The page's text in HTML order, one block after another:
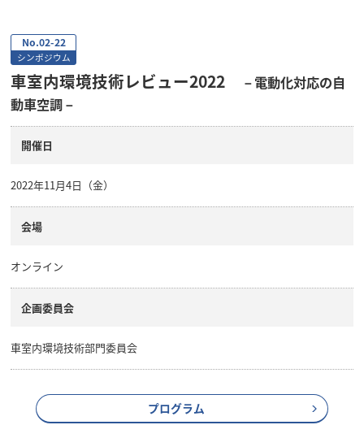
No.02-22
シンポジウム
車室内環境技術レビュー2022
－電動化対応の自
動車空調－
開催日
2022年11月4日（金）
会場
オンライン
企画委員会
車室内環境技術部門委員会
プログラム